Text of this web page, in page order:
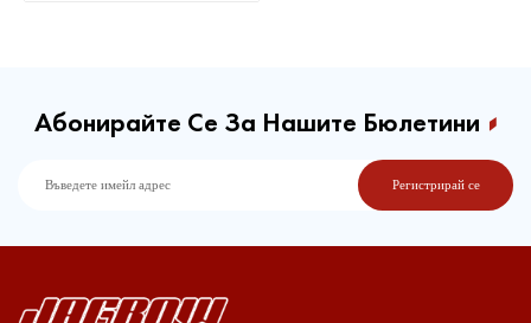
Абонирайте Се За Нашите Бюлетини